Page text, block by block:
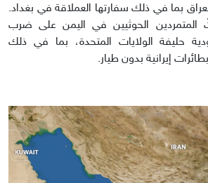
بما في ذلك سفارتها العملاقة في بغداد.
المتمردين الحوثيين في اليمن على ضرب
حليفة الولايات المتحدة، بما في ذلك
إيرانية بدون طيار.